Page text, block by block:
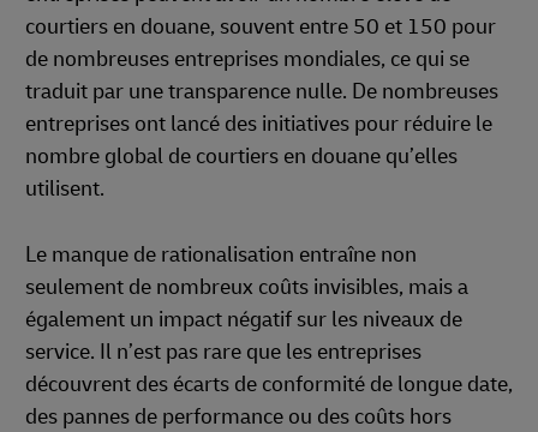
courtiers en douane, souvent entre 50 et 150 pour
de nombreuses entreprises mondiales, ce qui se
traduit par une transparence nulle. De nombreuses
entreprises ont lancé des initiatives pour réduire le
nombre global de courtiers en douane qu’elles
utilisent.
Le manque de rationalisation entraîne non
seulement de nombreux coûts invisibles, mais a
également un impact négatif sur les niveaux de
service. Il n’est pas rare que les entreprises
découvrent des écarts de conformité de longue date,
des pannes de performance ou des coûts hors